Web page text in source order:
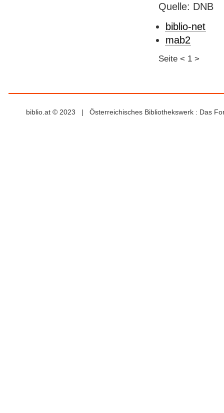
Quelle: DNB
biblio-net
mab2
Seite < 1 >
biblio.at © 2023 | Österreichisches Bibliothekswerk : Das